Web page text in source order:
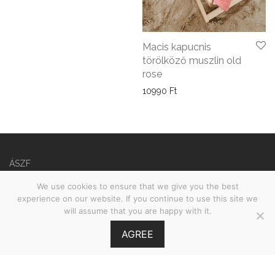
Macis kapucnis
törölköző muszlin old
rose
10990 Ft
ÁSZF
Adatvédelmi nyilatkozat
2026Babies on Board •MOOI.HU
We use cookies to ensure that we give you the best
experience on our website. If you continue to use this site we
will assume that you are happy with it.
AGREE